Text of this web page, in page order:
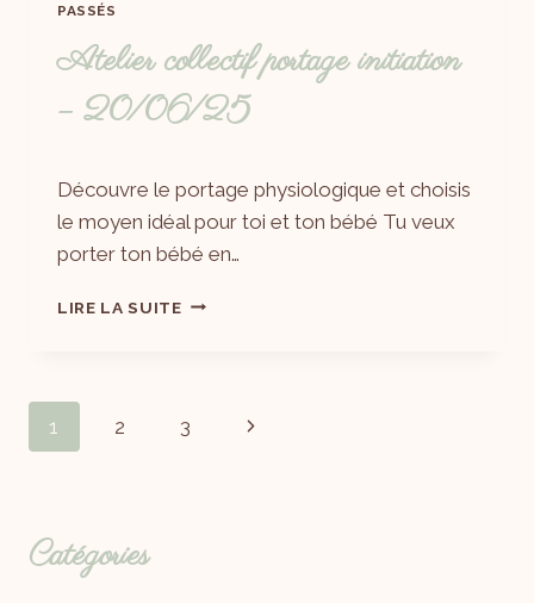
PASSÉS
Atelier collectif portage initiation
– 20/06/25
Laëtitia
Découvre le portage physiologique et choisis
le moyen idéal pour toi et ton bébé Tu veux
porter ton bébé en…
LIRE LA SUITE
1 2 3
Catégories